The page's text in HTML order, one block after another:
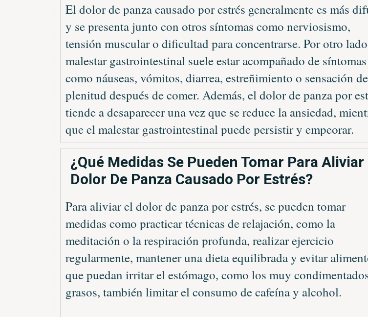
El dolor de panza causado por estrés generalmente es más
y se presenta junto con otros síntomas como nerviosismo,
tensión muscular o dificultad para concentrarse. Por otro
malestar gastrointestinal suele estar acompañado de síntomas
como náuseas, vómitos, diarrea, estreñimiento o sensación de
plenitud después de comer. Además, el dolor de panza por
tiende a desaparecer una vez que se reduce la ansiedad,
que el malestar gastrointestinal puede persistir y empeorar.
¿Qué Medidas Se Pueden Tomar Para Aliviar
Dolor De Panza Causado Por Estrés?
Para aliviar el dolor de panza por estrés, se pueden tomar
medidas como practicar técnicas de relajación, como la
meditación o la respiración profunda, realizar ejercicio
regularmente, mantener una dieta equilibrada y evitar
que puedan irritar el estómago, como los muy
grasos, también limitar el consumo de cafeína y alcohol.